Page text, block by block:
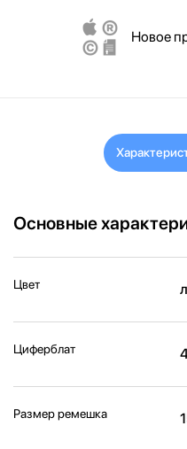
Новое
Основные
Цвет
Циферблат
Размер ремешка